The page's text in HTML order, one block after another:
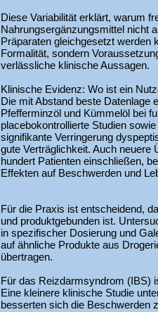
Diese Variabilität erklärt, warum
Nahrungsergänzungsmittel nicht
Präparaten gleichgesetzt werden
Formalität, sondern
verlässliche klinische Aussagen.
Klinische Evidenz: Wo ist ein
Die mit Abstand beste Datenlage
Pfefferminzöl und Kümmelöl bei
placebokontrollierte Studien
signifikante Verringerung
gute Verträglichkeit. Auch neuere
hundert Patienten einschließen,
Effekten auf Beschwerden und
Für die Praxis ist entscheidend,
und produktgebunden ist.
in spezifischer Dosierung und
auf ähnliche Produkte aus
übertragen.
Für das Reizdarmsyndrom (IBS)
Eine kleinere klinische Studie
besserten sich die Beschwerden